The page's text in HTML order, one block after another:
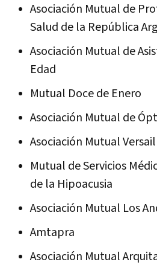
Asociación Mutual de
Salud de la República
Asociación Mutual de
Edad
Mutual Doce de Enero
Asociación Mutual de
Asociación Mutual
Mutual de Servicios
de la Hipoacusia
Asociación Mutual Los
Amtapra
Asociación Mutual